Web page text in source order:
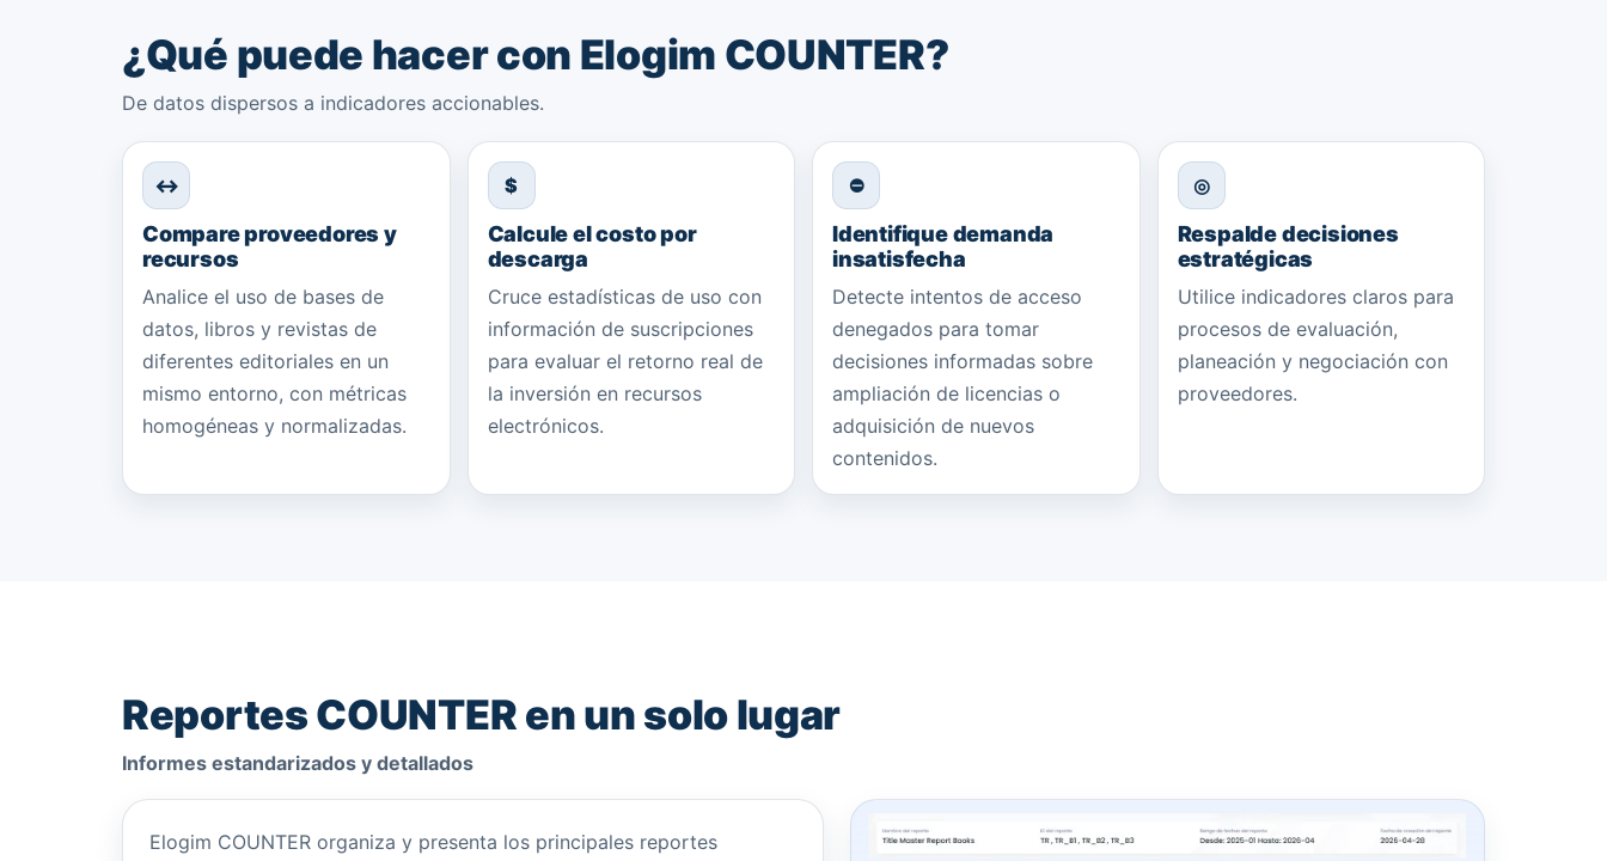
¿Qué puede hacer con Elogim COUNTER?
De datos dispersos a indicadores accionables.
↔
Compare proveedores y
recursos
Analice el uso de bases de
datos, libros y revistas de
diferentes editoriales en un
mismo entorno, con métricas
homogéneas y normalizadas.
$
Calcule el costo por
descarga
Cruce estadísticas de uso con
información de suscripciones
para evaluar el retorno real de
la inversión en recursos
electrónicos.
⛔
Identifique demanda
insatisfecha
Detecte intentos de acceso
denegados para tomar
decisiones informadas sobre
ampliación de licencias o
adquisición de nuevos
contenidos.
◎
Respalde decisiones
estratégicas
Utilice indicadores claros para
procesos de evaluación,
planeación y negociación con
proveedores.
Reportes COUNTER en un solo lugar
Informes estandarizados y detallados
Elogim COUNTER organiza y presenta los principales reportes